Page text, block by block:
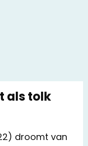
als tolk
droomt van